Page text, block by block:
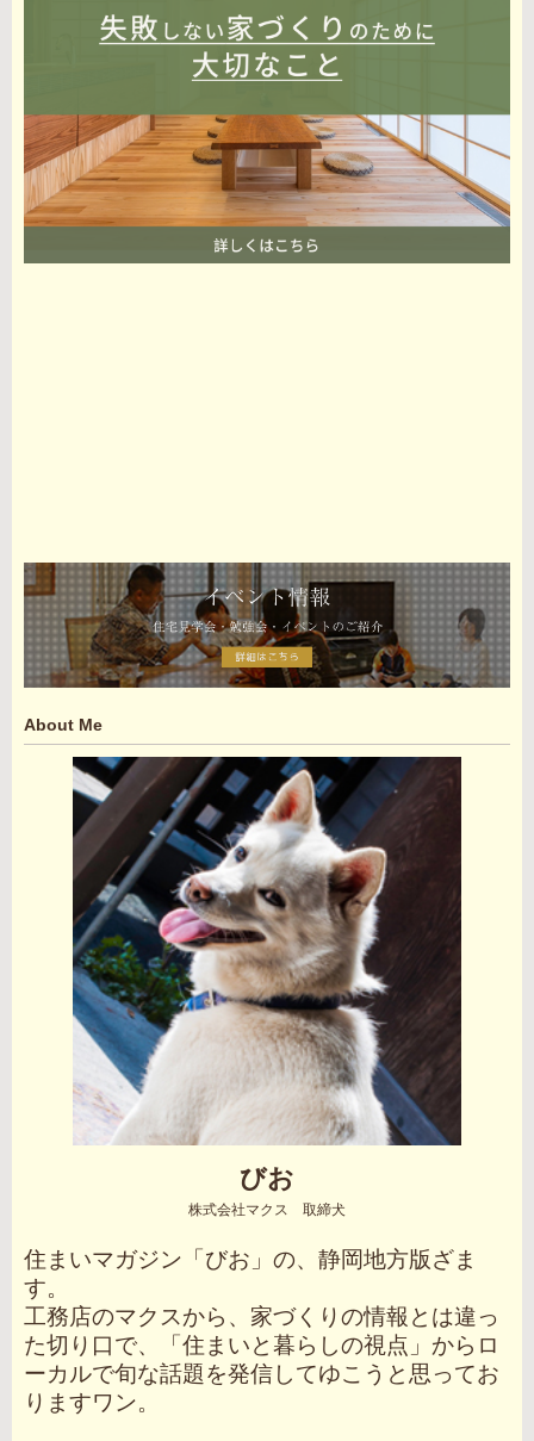
About Me
びお
株式会社マクス 取締犬
住まいマガジン「びお」の、静岡地方版ざま
す。
工務店のマクスから、家づくりの情報とは違っ
た切り口で、「住まいと暮らしの視点」からロ
ーカルで旬な話題を発信してゆこうと思ってお
りますワン。